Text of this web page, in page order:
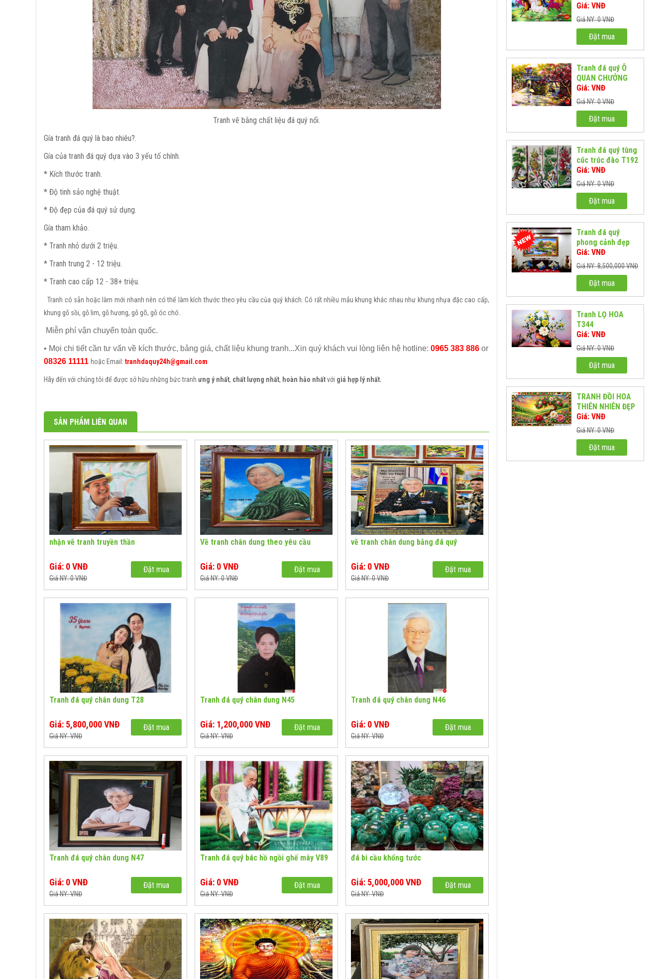
Tranh vẽ bằng chất liệu đá quý nổi.
Gía tranh đá quý là bao nhiêu?.
Gía của tranh đá quý dựa vào 3 yếu tố chính.
* Kích thước tranh.
* Độ tinh sảo nghệ thuật.
* Độ đẹp của đá quý sử dụng.
Gía tham khảo.
* Tranh nhỏ dưới 2 triệu.
* Tranh trung 2 - 12 triệu.
* Tranh cao cấp 12 - 38+ triệu.
Tranh có sẵn hoặc làm mới nhanh nên có thể làm kích thước theo yêu cầu của quý khách. Có rất nhiều mẫu khung khác nhau như khung nhựa đặc cao cấp,
khung gỗ sồi, gỗ lim, gỗ hương, gỗ gõ, gỗ óc chó..
Miễn phí vận chuyển toàn quốc.
• Mọi chi tiết cần tư vấn về kích thước, bảng giá, chất liệu khung tranh...Xin quý khách vui lòng liên hệ hotline: 0965 383 886 or
08326 11111 hoặc Email: tranhdaquy24h@gmail.com
Hãy đến với chúng tôi để được sở hữu những bức tranh ưng ý nhất, chất lượng nhất, hoàn hảo nhấtvới giá hợp lý nhất.
SẢN PHẨM LIÊN QUAN
nhận vẽ tranh truyền thần
Giá: 0 VNĐ
Giá NY: 0 VNĐ
Đặt mua
Vẽ tranh chân dung theo yêu cầu
Giá: 0 VNĐ
Giá NY: 0 VNĐ
Đặt mua
vẽ tranh chân dung bằng đá quý
Giá: 0 VNĐ
Giá NY: 0 VNĐ
Đặt mua
Tranh đá quý chân dung T28
Giá: 5,800,000 VNĐ
Giá NY: VNĐ
Đặt mua
Tranh đá quý chân dung N45
Giá: 1,200,000 VNĐ
Giá NY: VNĐ
Đặt mua
Tranh đá quý chân dung N46
Giá: 0 VNĐ
Giá NY: VNĐ
Đặt mua
Tranh đá quý chân dung N47
Giá: 0 VNĐ
Giá NY: VNĐ
Đặt mua
Tranh đá quý bác hồ ngồi ghế mây V89
Giá: 0 VNĐ
Giá NY: VNĐ
Đặt mua
đá bi cầu khổng tước
Giá: 5,000,000 VNĐ
Giá NY: VNĐ
Đặt mua
Giá: VNĐ
Giá NY: 0 VNĐ
Đặt mua
Tranh đá quý Ô
QUAN CHƯỞNG
T359
Giá: VNĐ
Giá NY: 0 VNĐ
Đặt mua
Tranh đá quý tùng
cúc trúc đào T192
Giá: VNĐ
Giá NY: 0 VNĐ
Đặt mua
Tranh đá quý
phong cảnh đẹp
T322
Giá: VNĐ
Giá NY: 8,500,000 VNĐ
Đặt mua
Tranh LỌ HOA
T344
Giá: VNĐ
Giá NY: 0 VNĐ
Đặt mua
TRANH ĐỒI HOA
THIÊN NHIÊN ĐẸP
NHẤT TH01
Giá: VNĐ
Giá NY: 0 VNĐ
Đặt mua